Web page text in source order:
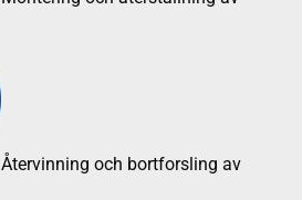
Återvinning och bortforsling av